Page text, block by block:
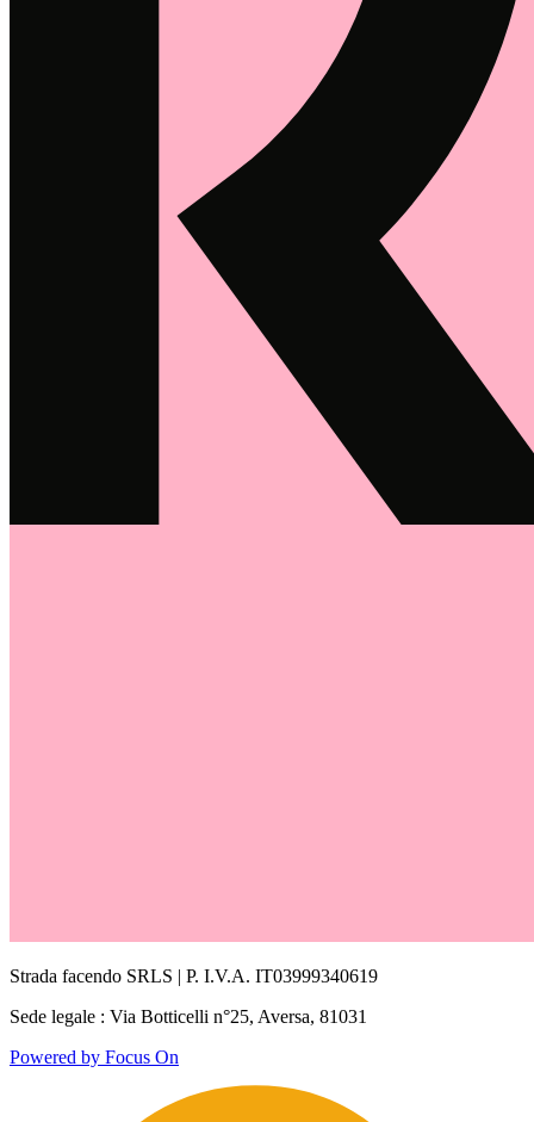
Strada facendo SRLS | P. I.V.A. IT03999340619
Sede legale : Via Botticelli n°25, Aversa, 81031
Powered by Focus On